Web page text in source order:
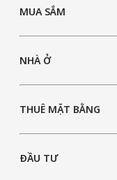
MUA SẮM
NHÀ Ở
THUÊ MẶT BẰNG
ĐẦU TƯ